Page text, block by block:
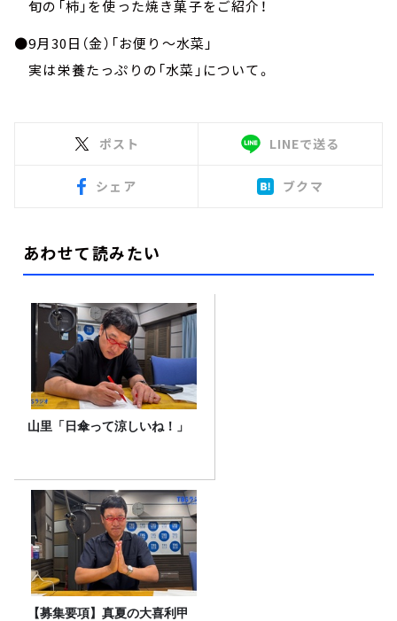
旬の「柿」を使った焼き菓子をご紹介！
●9月30日（金）「お便り～水菜」
実は栄養たっぷりの「水菜」について。
ポスト LINEで送る
シェア ブクマ
あわせて読みたい
山里「日傘って涼しいね！」
【募集要項】真夏の大喜利甲